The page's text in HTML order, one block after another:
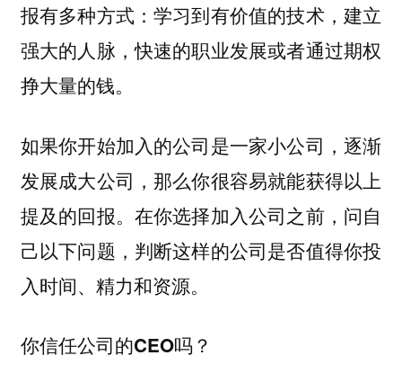
报有多种方式：学习到有价值的技术，建立
强大的人脉，快速的职业发展或者通过期权
挣大量的钱。
如果你开始加入的公司是一家小公司，逐渐
发展成大公司，那么你很容易就能获得以上
提及的回报。在你选择加入公司之前，问自
己以下问题，判断这样的公司是否值得你投
入时间、精力和资源。
你信任公司的CEO吗？